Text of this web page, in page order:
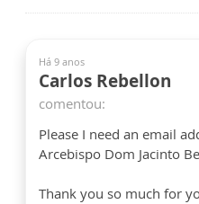
Há 9 anos
Carlos Rebellon
comentou:
Please I need an email
Arcebispo Dom Jacinto
Thank you so much for